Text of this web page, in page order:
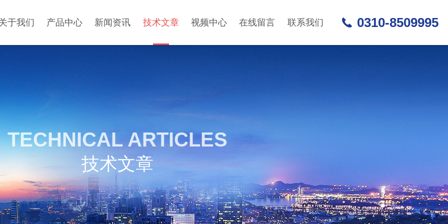
于我们 产品中心 新闻资讯 技术文章 视频中心 在线留言 联系我们 0310-8509995
TECHNICAL ARTICLES
技术文章